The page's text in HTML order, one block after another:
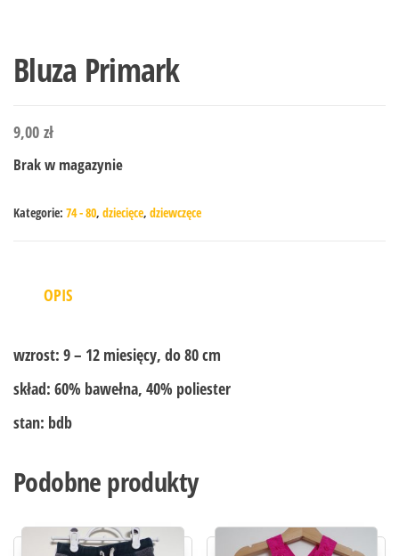
Bluza Primark
9,00 zł
Brak w magazynie
Kategorie: 74 - 80, dziecięce, dziewczęce
OPIS
wzrost: 9 – 12 miesięcy, do 80 cm
skład: 60% bawełna, 40% poliester
stan: bdb
Podobne produkty